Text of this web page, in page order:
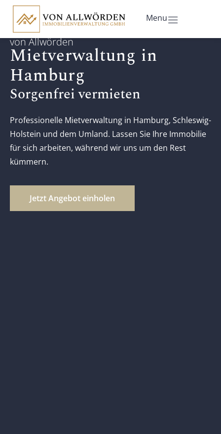
Menu
von Allwörden
Mietverwaltung in
Hamburg
Sorgenfrei vermieten
Professionelle Mietverwaltung in Hamburg, Schleswig-
Holstein und dem Umland. Lassen Sie Ihre Immobilie
für sich arbeiten, während wir uns um den Rest
kümmern.
Jetzt Angebot einholen